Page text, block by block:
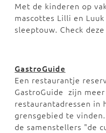
Met de kinderen op
mascottes Lilli en
sleeptouw. Check
GastroGuide
Een restaurantje
GastroGuide zijn
restaurantadressen in
grensgebied te
de samenstellers "de